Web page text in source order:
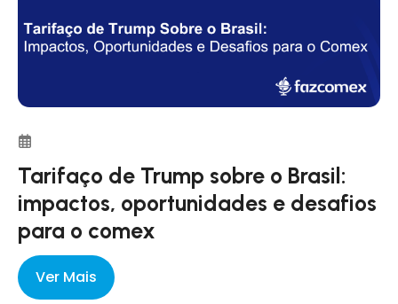
Tarifaço de Trump sobre o Brasil:
impactos, oportunidades e desafios
para o comex
Ver Mais